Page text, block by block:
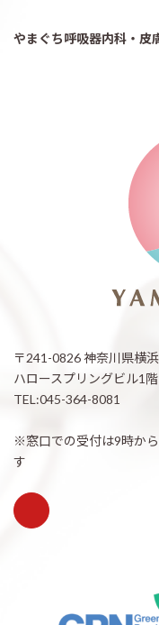
やまぐち呼吸器内科・皮
〒241-0826 神奈川県横
ハロースプリングビル1階
TEL:045-364-8081
※窓口での受付は9時か
す